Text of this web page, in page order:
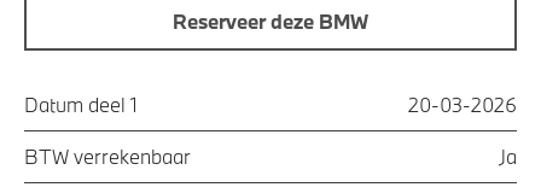
Reserveer deze BMW
Datum deel 1 20-03-2026
BTW verrekenbaar Ja